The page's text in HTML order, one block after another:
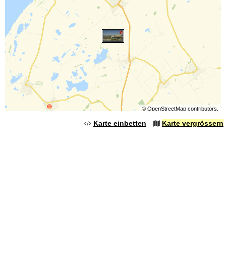
© OpenStreetMapcontributors.
Karte einbetten Karte vergrössern